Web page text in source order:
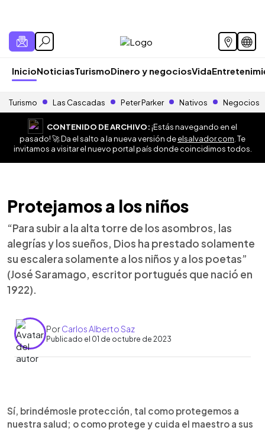
InicioNoticiasTurismoDinero y negociosVida
Turismo Las Cascadas Peter Parker Nativos Negocios
CONTENIDO DE ARCHIVO:¡Estás navegando en el
pasado! 🚀 Da el salto a la nueva versión deelsalvador.com . Te
invitamos a visitar el nuevo portal país donde coincidimos todos.
Protejamos a los niños
“Para subir a la alta torre de los asombros, las
alegrías y los sueños, Dios ha prestado solamente
su escalera solamente a los niños y a los poetas”
(José Saramago, escritor portugués que nació en
1922).
PorCarlos Alberto Saz
Publicado el 01 de octubre de 2023
► Escuchar artículo
Sí, brindémosle protección, tal como protegemos a
nuestra salud; o como protege y cuida el maestro a sus